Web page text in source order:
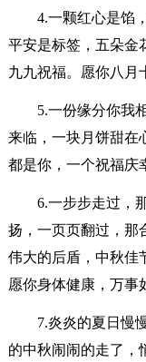
4.一颗红心是馅
平安是标签，五朵金
九九祝福。愿你八月
5.一份缘分你我
来临，一块月饼甜在
都是你，一个祝福庆
6.一步步走过，
扬，一页页翻过，那
伟大的后盾，中秋佳
愿你身体健康，万事
7.炎炎的夏日慢
的中秋闹闹的走了，